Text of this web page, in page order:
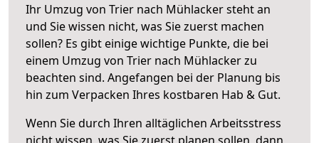
Ihr Umzug von Trier nach Mühlacker steht an
und Sie wissen nicht, was Sie zuerst machen
sollen? Es gibt einige wichtige Punkte, die bei
einem Umzug von Trier nach Mühlacker zu
beachten sind. Angefangen bei der Planung bis
hin zum Verpacken Ihres kostbaren Hab & Gut.
Wenn Sie durch Ihren alltäglichen Arbeitsstress